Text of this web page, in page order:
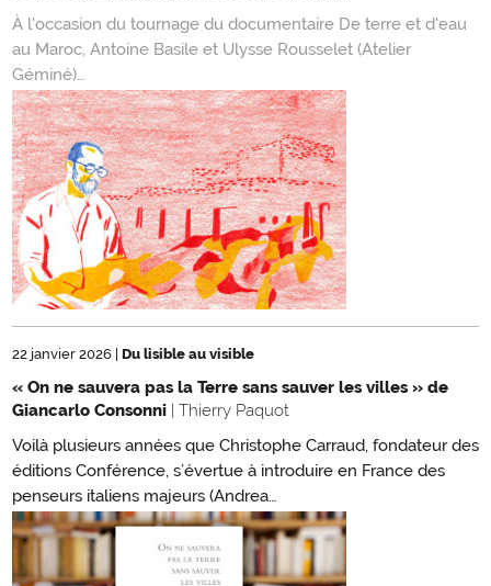
À l'occasion du tournage du documentaire De terre et d'eau
au Maroc, Antoine Basile et Ulysse Rousselet (Atelier
Géminé)…
22 janvier 2026 Du lisible au visible
« On ne sauvera pas la Terre sans sauver les villes » de
Giancarlo Consonni | Thierry Paquot
Voilà plusieurs années que Christophe Carraud, fondateur des
éditions Conférence, s’évertue à introduire en France des
penseurs italiens majeurs (Andrea…